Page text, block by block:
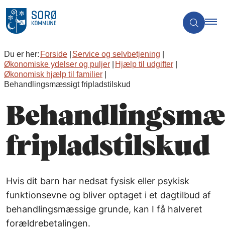
Du er her: Forside
Service og selvbetjening
Økonomiske ydelser og puljer
Hjælp til udgifter
Økonomisk hjælp til familier
Behandlingsmæssigt fripladstilskud
fripladstilskud
Hvis dit barn har nedsat fysisk eller psykisk
funktionsevne og bliver optaget i et dagtilbud af
behandlingsmæssige grunde, kan I få halveret
forældrebetalingen.